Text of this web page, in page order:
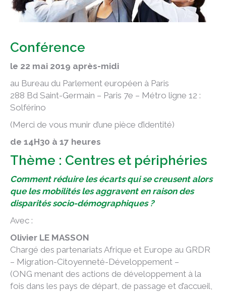
Conférence
le 22 mai 2019 après-midi
au Bureau du Parlement européen à Paris
288 Bd Saint-Germain – Paris 7e – Métro ligne 12 :
Solférino
(Merci de vous munir d’une pièce d’identité)
de 14H30 à 17 heures
Thème : Centres et périphéries
Comment réduire les écarts qui se creusent alors
que les mobilités les aggravent en raison des
disparités socio-démographiques ?
Avec :
Olivier LE MASSON
Chargé des partenariats Afrique et Europe au GRDR
– Migration-Citoyenneté-Développement –
(ONG menant des actions de développement à la
fois dans les pays de départ, de passage et d’accueil,